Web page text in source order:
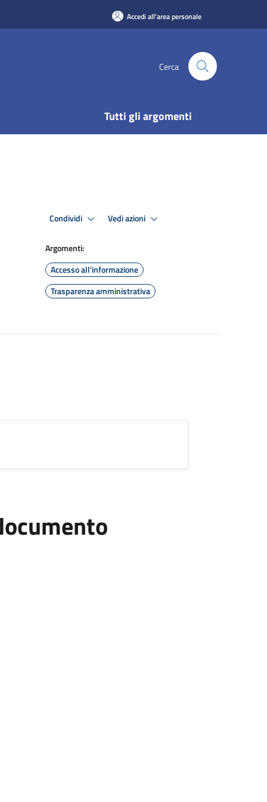
Accedi all'area personale
Cerca
Tutti gli argomenti
Condividi Vedi azioni
Argomenti:
Accesso all'informazione
Trasparenza amministrativa